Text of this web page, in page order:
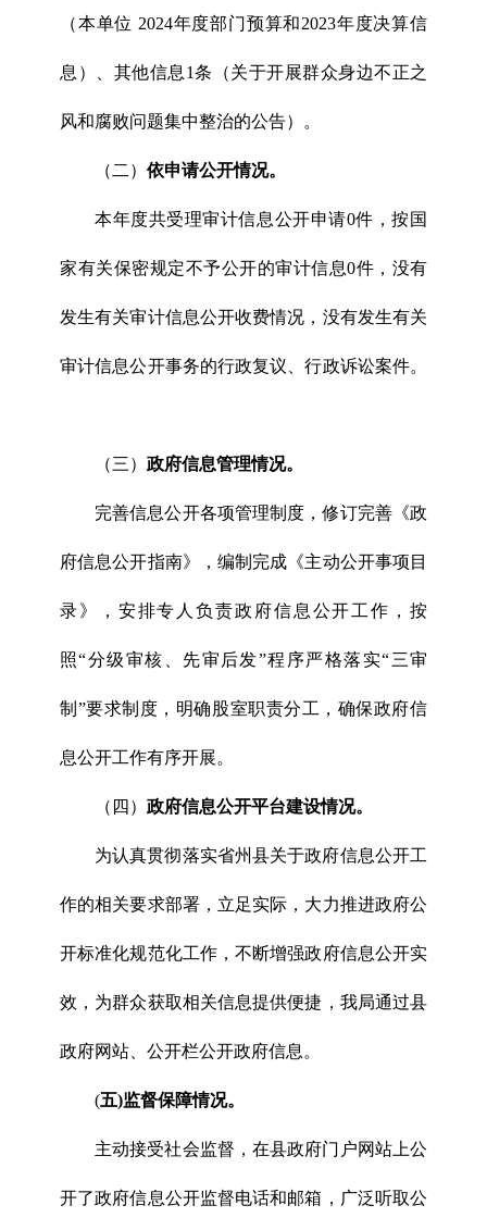
（本单位 2024年度部门预算和2023年度决算信
息）、其他信息1条（关于开展群众身边不正之
风和腐败问题集中整治的公告）。
（二） 依申请公开情况。
本年度共受理审计信息公开申请0件，按国
家有关保密规定不予公开的审计信息0件，没有
发生有关审计信息公开收费情况，没有发生有关
审计信息公开事务的行政复议、行政诉讼案件。
（三） 政府信息管理情况。
完善信息公开各项管理制度，修订完善《政
府信息公开指南》，编制完成《主动公开事项目
录》，安排专人负责政府信息公开工作，按
照“分级审核、先审后发”程序严格落实“三审
制”要求制度，明确股室职责分工，确保政府信
息公开工作有序开展。
（四） 政府信息公开平台建设情况。
为认真贯彻落实省州县关于政府信息公开工
作的相关要求部署，立足实际，大力推进政府公
开标准化规范化工作，不断增强政府信息公开实
效，为群众获取相关信息提供便捷，我局通过县
政府网站、公开栏公开政府信息。
(五)监督保障情况。
主动接受社会监督，在县政府门户网站上公
开了政府信息公开监督电话和邮箱，广泛听取公